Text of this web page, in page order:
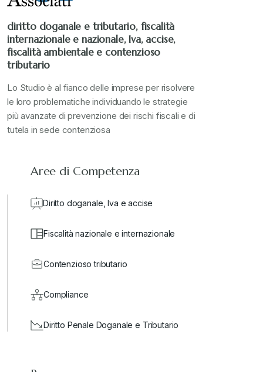
Stampa 2022
Stampa 2023
Stampa 2024
valore in dogana
diritto doganale e tributario, fiscalità
internazionale e nazionale, Iva, accise,
fiscalità ambientale e contenzioso
tributario
Lo Studio è al fianco delle imprese per risolvere
le loro problematiche individuando le strategie
più avanzate di prevenzione dei rischi fiscali e di
tutela in sede contenziosa
Aree di Competenza
Diritto doganale, Iva e accise
Fiscalità nazionale e internazionale
Contenzioso tributario
Compliance
Diritto Penale Doganale e Tributario